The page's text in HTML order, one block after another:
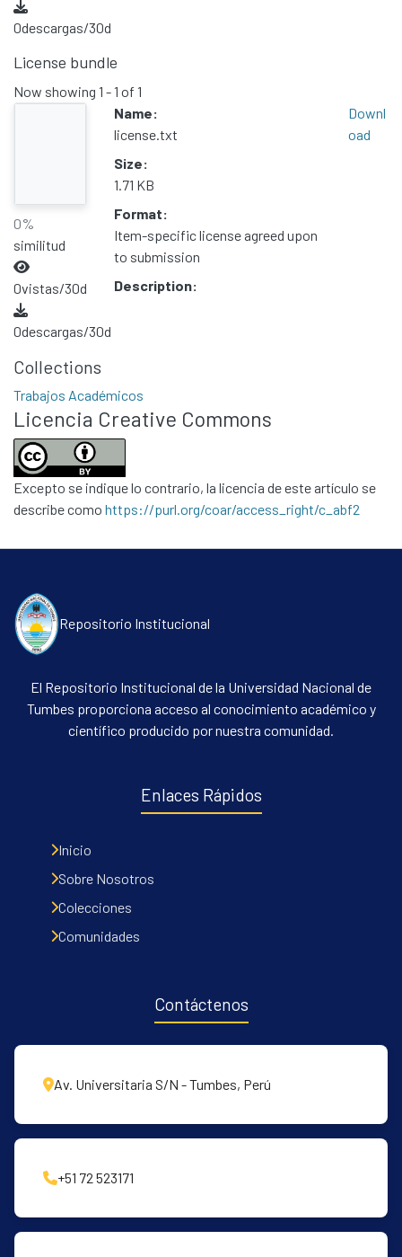
0descargas/30d
License bundle
Now showing 1 - 1 of 1
0%
similitud
0vistas/30d
0descargas/30d
Name:
license.txt
Size:
1.71 KB
Format:
Item-specific license agreed upon
to submission
Description:
Downl
oad
Collections
Trabajos Académicos
Licencia Creative Commons
Excepto se indique lo contrario, la licencia de este artículo se
describe como https://purl.org/coar/access_right/c_abf2
Repositorio Institucional
El Repositorio Institucional de la Universidad Nacional de
Tumbes proporciona acceso al conocimiento académico y
científico producido por nuestra comunidad.
Enlaces Rápidos
Inicio
Sobre Nosotros
Colecciones
Comunidades
Contáctenos
Av. Universitaria S/N - Tumbes, Perú
+51 72 523171